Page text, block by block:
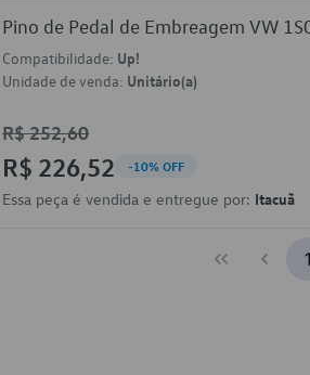
Pino de Pedal de Embreagem VW
Compatibilidade: Up!
Unidade de venda: Unitário(a)
R$ 252,60
R$ 226,52 -10% OFF
Essa peça é vendida e entregue por: Itacuã
1